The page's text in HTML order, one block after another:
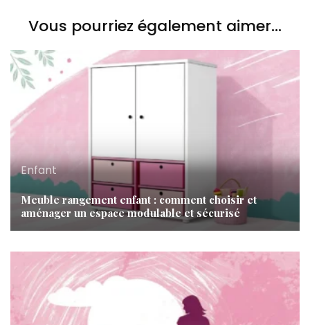
Vous pourriez également aimer...
Enfant
Meuble rangement enfant : comment choisir et
aménager un espace modulable et sécurisé